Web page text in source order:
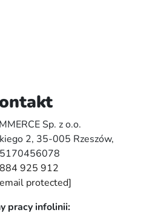
Sp. z o.o.
2, 35-005 Rzeszów,
884 925 912
protected]
pracy infolinii: